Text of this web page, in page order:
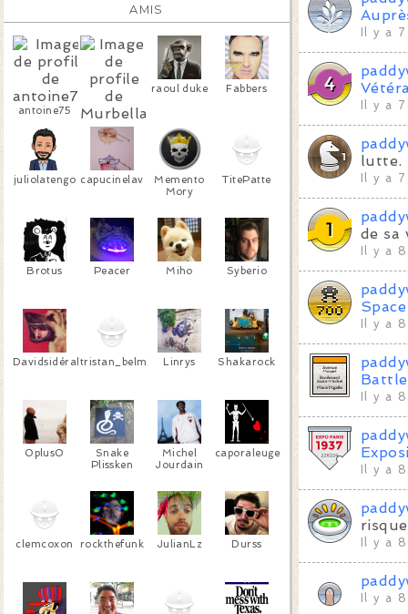
AMIS
antoine75
Murbella
raoul duke Fabbers
juliolatengo capucinelav
Memento
Mory
TitePatte
Brotus Peacer Miho Syberio
Davidsidéral tristan_belmondoLinrys Shakarock
0plus0
Snake
Plissken
Michel
Jourdain
caporaleugene
clemcoxon rockthefunk JulianLz Durss
Il y a
Il y a
lutte.
Il y a
de sa
Il y a
Il y a
Il y a
Il y a
Il y a
Il y a